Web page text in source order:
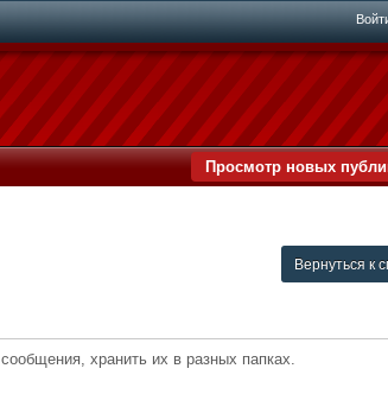
Просмотр новых
Вернуться к
хранить их в разных папках.